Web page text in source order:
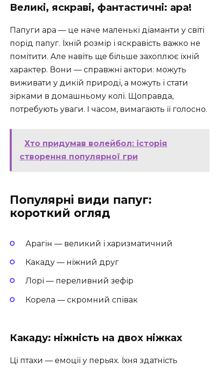
Великі, яскраві, фантастичні: ара!
Папуги ара — це наче маленькі діаманти у світі
порід папуг. Їхній розмір і яскравість важко не
помітити. Але навіть ще більше захоплює їхній
характер. Вони — справжні актори: можуть
виживати у дикій природі, а можуть і стати
зірками в домашньому колі. Щоправда,
потребують уваги. І часом, вимагають її голосно.
Хто придумав волейбол: історія
створення популярної гри
Популярні види папуг:
короткий огляд
Арагін — великий і харизматичний
Какаду — ніжний друг
Лорі — переливний зефір
Корела — скромний співак
Какаду: ніжність на двох ніжках
Ці птахи — емоції у перьях. Їхня здатність